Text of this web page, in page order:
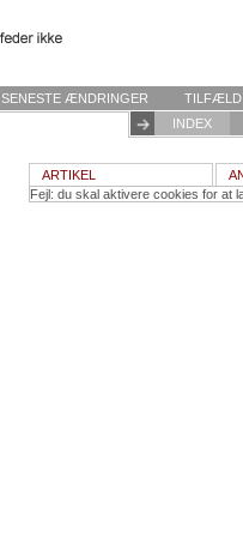
SENESTE ÆNDRINGER
INDEX
ARTIKEL
Fejl: du skal aktivere cookies for at